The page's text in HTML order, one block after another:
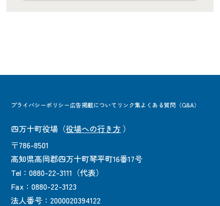
プライバシーポリシー広告掲載について リンク集よくある質問（Q&A）
四万十町役場 （役場への行き方 ）
〒786-8501
高知県高岡郡四万十町琴平町16番17号
Tel：0880-22-3111（代表）
Fax：0880-22-3123
法人番号：2000020394122